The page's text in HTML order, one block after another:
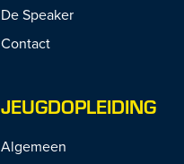
De Speaker
Contact
JEUGDOPLEIDING
Algemeen